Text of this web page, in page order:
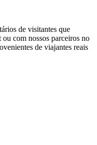
de visitantes que
com nossos parceiros no
de viajantes reais